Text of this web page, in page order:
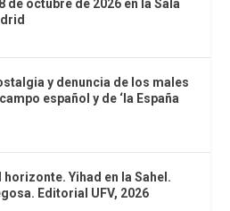
de octubre de 2026 en la Sala
y denuncia de los males
español y de ‘la España
horizonte. Yihad en la Sahel.
Editorial UFV, 2026